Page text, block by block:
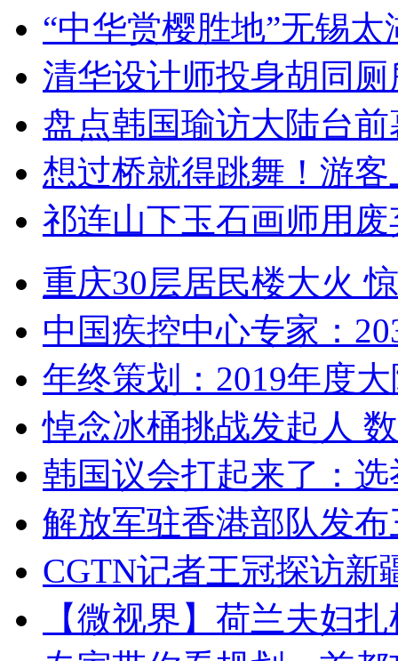
“中华赏樱胜地”无锡
清华设计师投身胡同
盘点韩国瑜访大陆台
想过桥就得跳舞！游客
祁连山下玉石画师用
重庆30层居民楼大火
中国疾控中心专家：
年终策划：2019年度
悼念冰桶挑战发起人
韩国议会打起来了：
解放军驻香港部队发
CGTN记者王冠探访新
【微视界】荷兰夫妇